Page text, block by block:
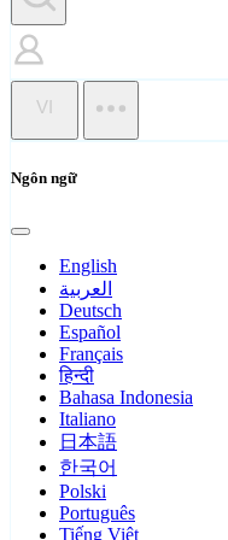
VI
Ngôn ngữ
English
العربية
Deutsch
Español
Français
हिन्दी
Bahasa Indonesia
Italiano
日本語
한국어
Polski
Português
Tiếng Việt